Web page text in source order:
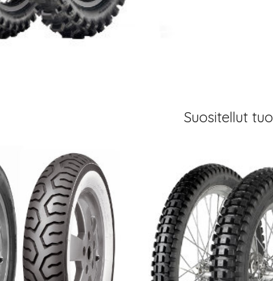
Suositellut